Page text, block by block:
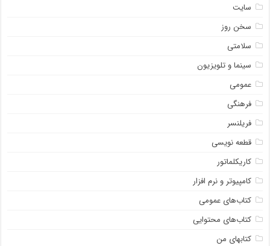
سایت
سخن روز
سلامتی
سینما و تلویزیون
عمومی
فرهنگی
فریلنسر
قطعه نویسی
کاریکلماتور
کامپیوتر و نرم افزار
کتاب‌های عمومی
کتاب‌های محتوایی
کتابهای من